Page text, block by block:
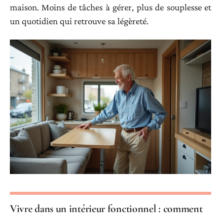
maison. Moins de tâches à gérer, plus de souplesse et
un quotidien qui retrouve sa légèreté.
Vivre dans un intérieur fonctionnel : comment